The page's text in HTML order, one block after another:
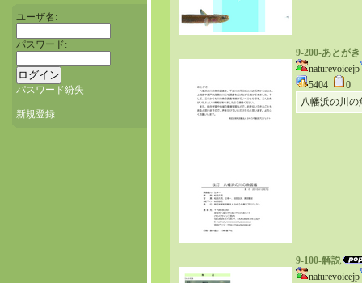
ユーザ名:
パスワード:
パスワード紛失
新規登録
9-200-あとが
naturevoicejp
5404
0
八幡浜の川
9-100-解説
naturevoicejp